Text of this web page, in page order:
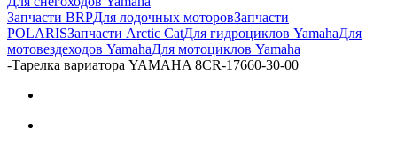
Запчасти BRPДля лодочных моторовЗапчасти
POLARISЗапчасти Arctic CatДля гидроциклов YamahaДля
мотовездеходов YamahaДля мотоциклов Yamaha
-Тарелка вариатора YAMAHA 8CR-17660-30-00